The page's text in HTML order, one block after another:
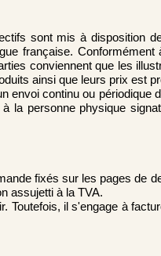
sont mis à disposition
française. Conformément
conviennent que les
ainsi que leurs prix est
continu ou périodique
la personne physique
fixés sur les pages de
assujetti à la TVA.
il s'engage à